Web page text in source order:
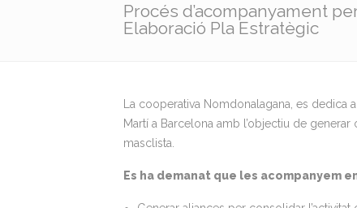
Procés d’acompanyament
Elaboració Pla Estratègic
La cooperativa Nomdonalagana, es
Martí a Barcelona amb l’objectiu de
masclista.
Es ha demanat que les acompanyem